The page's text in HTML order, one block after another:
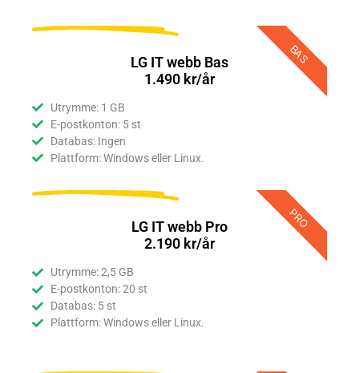
BAS
LG IT webb Bas
1.490 kr/år
Utrymme: 1 GB
E-postkonton: 5 st
Databas: Ingen
Plattform: Windows eller Linux.
PRO
LG IT webb Pro
2.190 kr/år
Utrymme: 2,5 GB
E-postkonton: 20 st
Databas: 5 st
Plattform: Windows eller Linux.